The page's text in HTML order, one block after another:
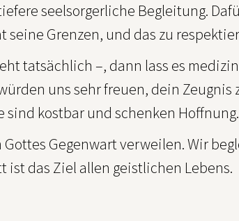
seelsorgerliche Begleitung.
seine Grenzen, und das zu
tatsächlich –, dann lass es
uns sehr freuen, dein Zeugnis
kostbar und schenken Hoffnung.
Gegenwart verweilen. Wir
ist das Ziel allen geistlichen Lebens.